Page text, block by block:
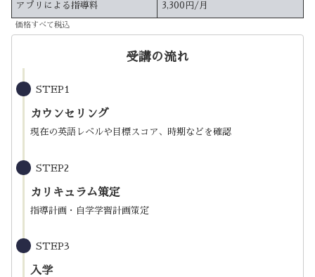
アプリによる指導料 3,300円/月
価格すべて税込
受講の流れ
STEP1
カウンセリング
現在の英語レベルや目標スコア、時期などを確認
STEP2
カリキュラム策定
指導計画・自学学習計画策定
STEP3
入学